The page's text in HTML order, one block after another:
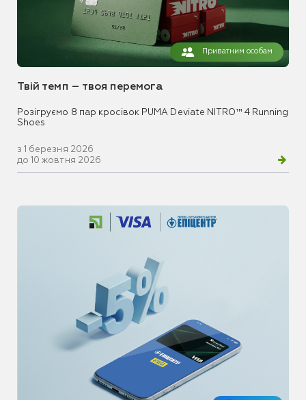
Приватним особам
Твій темп – твоя перемога
Розігруємо 8 пар кросівок PUMA Deviate NITRO™ 4 Running
Shoes
з 1 березня 2026
до 10 жовтня 2026